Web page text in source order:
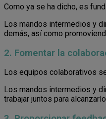
Como ya se ha dicho, es
Los mandos intermedios y
demás, así como
2. Fomentar la
Los equipos colaborativos
Los mandos intermedios y
trabajar juntos para